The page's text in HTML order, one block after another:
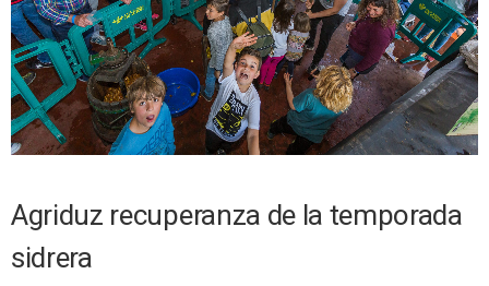
Agriduz recuperanza de la temporada
sidrera